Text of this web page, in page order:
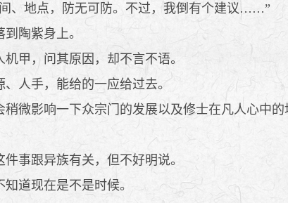
、地点，防无可防。不过，我倒有个建议……”
陶紫身上。
甲，问其原因，却不言不语。
人手，能给的一应给过去。
微影响一下众宗门的发展以及修士在凡人心中的
事跟异族有关，但不好明说。
道现在是不是时候。